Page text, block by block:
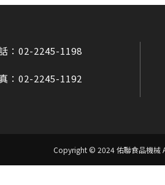
： 02-2245-1198
：02-2245-1192
Copyright © 2024 佑聯食品機械